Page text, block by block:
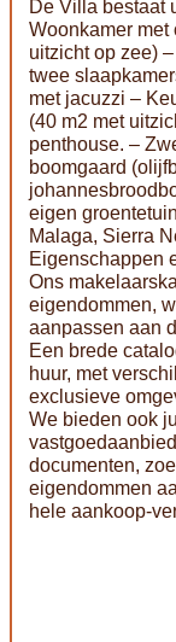
De Villa bestaat
Woonkamer met
uitzicht op zee)
twee
met jacuzzi –
(40 m2 met
penthouse. –
boomgaard
eigen
Malaga, Sierra
Eigenschappen
Ons
eigendommen,
aanpassen aan
Een brede
huur, met
exclusieve
We bieden ook
documenten,
eigendommen
hele aankoop-